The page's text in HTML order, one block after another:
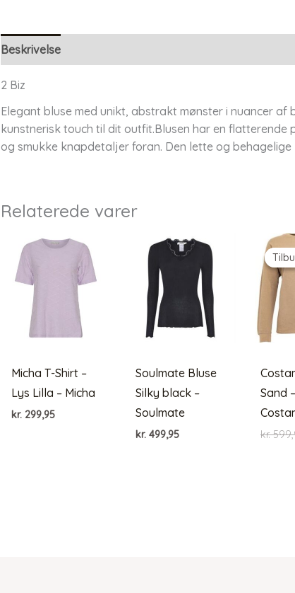
Beskrivelse
2 Biz
Elegant bluse med unikt, abstrakt mønster i nuancer af
kunstnerisk touch til dit outfit.Blusen har en
og smukke knapdetaljer foran. Den lette og
Relaterede varer
Micha T-Shirt –
Lys Lilla – Micha
kr.299,95
Soulmate Bluse
Silky black –
Soulmate
kr. 499,95
Sand –
kr.